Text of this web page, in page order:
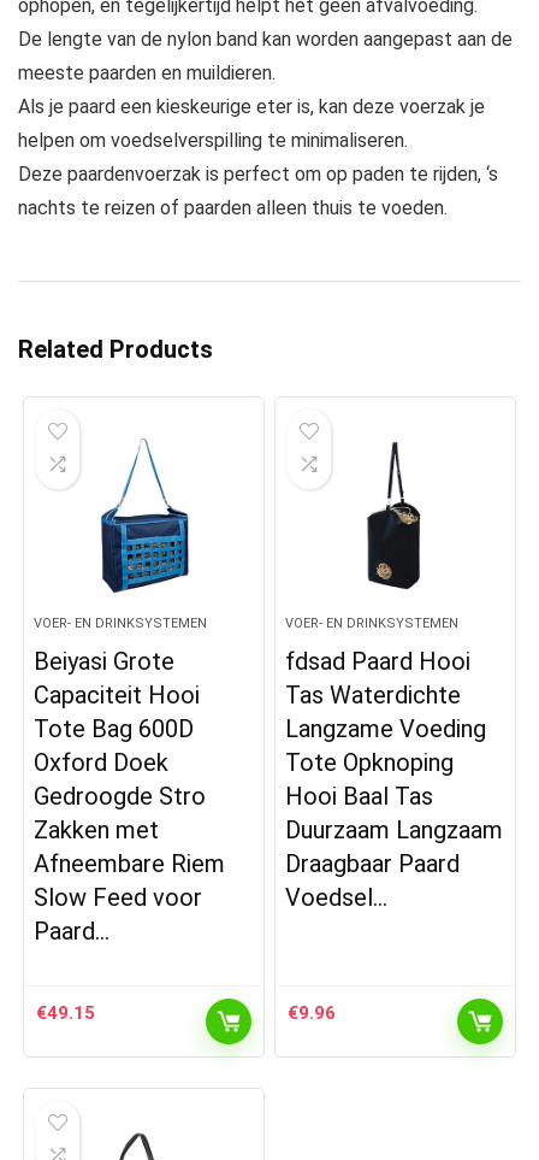
ophopen, en tegelijkertijd helpt het geen afvalvoeding.
De lengte van de nylon band kan worden aangepast aan de
meeste paarden en muildieren.
Als je paard een kieskeurige eter is, kan deze voerzak je
helpen om voedselverspilling te minimaliseren.
Deze paardenvoerzak is perfect om op paden te rijden, ‘s
nachts te reizen of paarden alleen thuis te voeden.
Related Products
VOER- EN DRINKSYSTEMEN
Beiyasi Grote
Capaciteit Hooi
Tote Bag 600D
Oxford Doek
Gedroogde Stro
Zakken met
Afneembare Riem
Slow Feed voor
Paard…
€49.15
VOER- EN DRINKSYSTEMEN
fdsad Paard Hooi
Tas Waterdichte
Langzame Voeding
Tote Opknoping
Hooi Baal Tas
Duurzaam Langzaam
Draagbaar Paard
Voedsel…
€9.96